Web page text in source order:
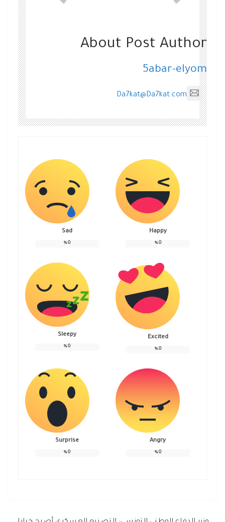
About Post Author
5abar-elyom
Da7kat@Da7kat.com
Happy
0
%
Sad
0
%
Excited
0
%
Sleepy
0
%
Angry
0
%
Surprise
0
%